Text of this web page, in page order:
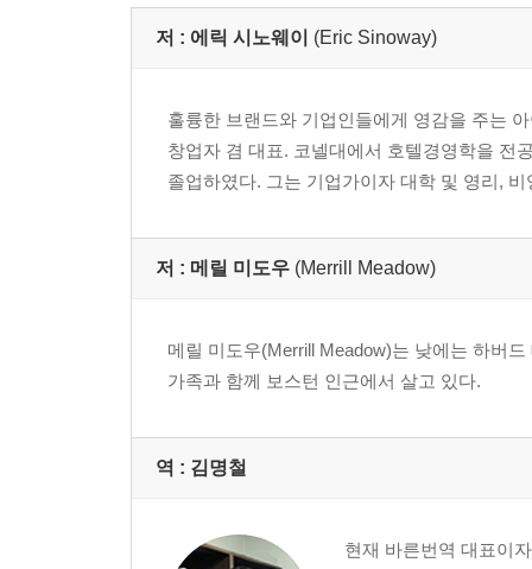
저 : 에릭 시노웨이 (Eric Sinoway)
훌륭한 브랜드와 기업인들에게 영감을 주는
창업자 겸 대표. 코넬대에서 호텔경영학을 전
졸업하였다. 그는 기업가이자 대학 및 영리,
저 : 메릴 미도우 (Merrill Meadow)
메릴 미도우(Merrill Meadow)는 낮에는 하버
가족과 함께 보스턴 인근에서 살고 있다.
역 : 김명철
현재 바른번역 대표이